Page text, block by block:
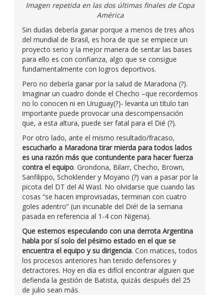
Imagen repetida en las dos últimas finales de Copa
América
Sin dudas debería ganar porque a menos de tres años
del mundial de Brasil, es hora de que se empiece un
proyecto serio y la mejor manera de sentar las bases
para ello es con confianza, algo que se consigue
fundamentalmente con logros deportivos.
Pero no debería ganar por la salud de Maradona (?).
Imaginar un cuadro donde el Checho –que recordemos
no lo conocen ni en Uruguay(?)- levanta un título tan
importante puede provocar una descompensación
que, a esta altura, puede ser fatal para el Dié (?).
Por otro lado, ante el mismo resultado/fracaso,
escucharlo a Maradona tirar mierda para todos lados
es una razón más que contundente para hacer fuerza
contra el equipo. Grondona, Bilarr, Checho, Brown,
Sanfilippo, Schoklender y Moyano (?) van a pasar por la
picota del DT del Al Wasl. No olvidarse que cuando las
cosas “se hacen improvisadas, terminan con cuatro
goles adentro” (un incunable del Dié! de la semana
pasada en referencia al 1-4 con Nigeria).
Que estemos especulando con una derrota Argentina
habla por sí solo del pésimo estado en el que se
encuentra el equipo y su dirigencia. Con matices, todos
los procesos anteriores han tenido defensores y
detractores. Hoy en día es difícil encontrar alguien que
defienda la gestión de Batista, quizás después del 25
de julio sean más.